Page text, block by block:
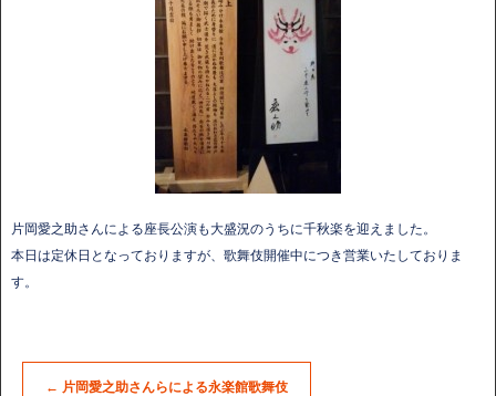
片岡愛之助さんによる座長公演も大盛況のうちに千秋楽を迎えました。
本日は定休日となっておりますが、歌舞伎開催中につき営業いたしておりま
す。
← 片岡愛之助さんらによる永楽館歌舞伎